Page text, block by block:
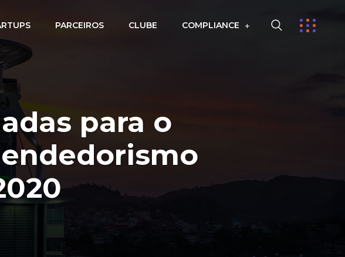
PARCEIROS CLUBE COMPLIANCE
para o